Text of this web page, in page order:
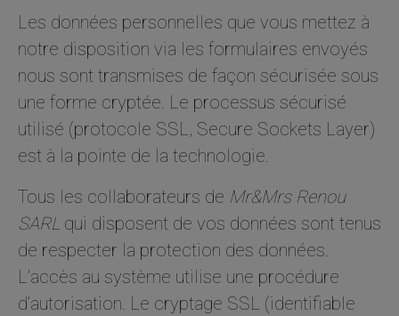
Les données personnelles que vous mettez à
notre disposition via les formulaires envoyés
nous sont transmises de façon sécurisée sous
une forme cryptée. Le processus sécurisé
utilisé (protocole SSL, Secure Sockets Layer)
est à la pointe de la technologie.
Tous les collaborateurs de Mr&Mrs Renou
SARL qui disposent de vos données sont tenus
de respecter la protection des données.
L’accès au système utilise une procédure
d’autorisation. Le cryptage SSL (identifiable